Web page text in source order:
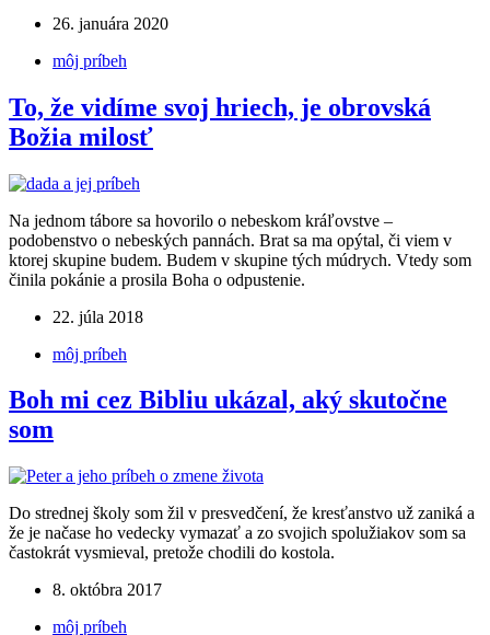
26. januára 2020
môj príbeh
To, že vidíme svoj hriech, je obrovská
Božia milosť
Na jednom tábore sa hovorilo o nebeskom kráľovstve –
podobenstvo o nebeských pannách. Brat sa ma opýtal, či viem v
ktorej skupine budem. Budem v skupine tých múdrych. Vtedy som
činila pokánie a prosila Boha o odpustenie.
22. júla 2018
môj príbeh
Boh mi cez Bibliu ukázal, aký skutočne
som
Do strednej školy som žil v presvedčení, že kresťanstvo už zaniká a
že je načase ho vedecky vymazať a zo svojich spolužiakov som sa
častokrát vysmieval, pretože chodili do kostola.
8. októbra 2017
môj príbeh